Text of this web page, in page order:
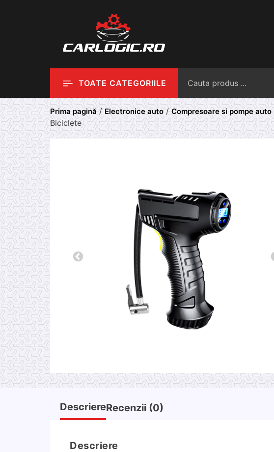
TOATE CATEGORIILE
Prima pagină/ Electronice auto/Compresoare si pompe auto
Biciclete
DescriereRecenzii (0)
Descriere